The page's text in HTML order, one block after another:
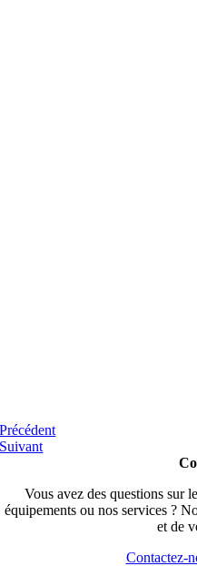
Précédent
Suivant
Vous avez des questions sur
équipements ou nos services ?
et de
Contactez-